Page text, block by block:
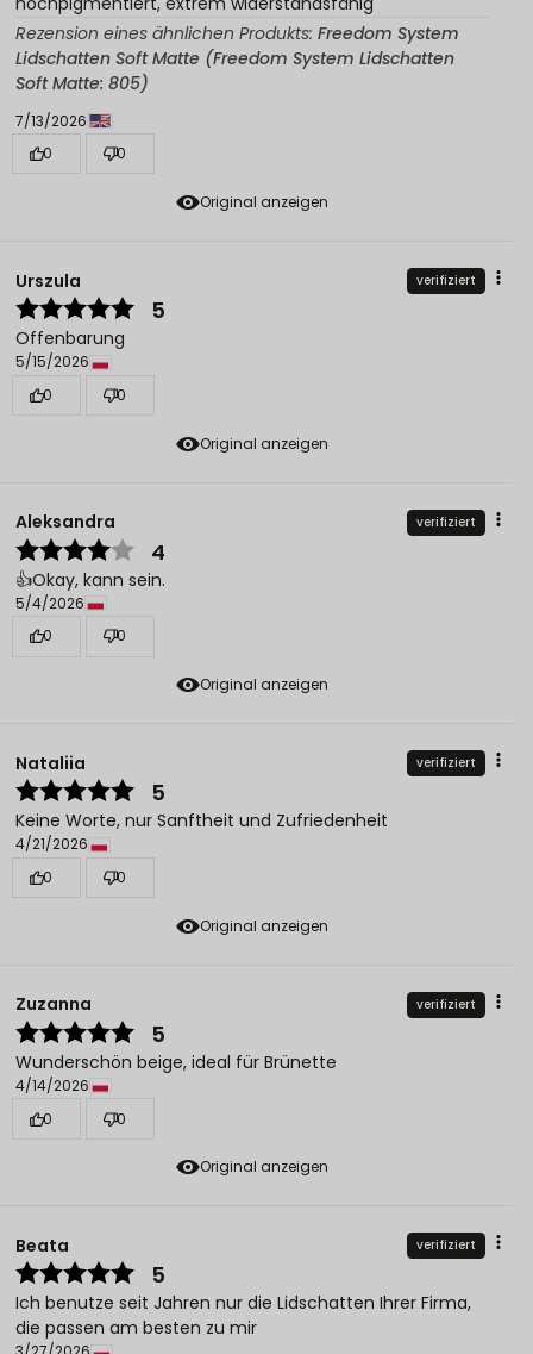
Original anzeigen
Rezension eines ähnlichen Produkts: Freedom System
Lidschatten Soft Matte (Freedom System Lidschatten
Soft Matte: 805)
7/13/2026
0
0
Original anzeigen
Urszula verifiziert
5
Offenbarung
5/15/2026
0
0
Original anzeigen
Aleksandra verifiziert
4
👍️Okay, kann sein.
5/4/2026
0
0
Original anzeigen
Nataliia verifiziert
5
Keine Worte, nur Sanftheit und Zufriedenheit
4/21/2026
0
0
Original anzeigen
Zuzanna verifiziert
5
Wunderschön beige, ideal für Brünette
4/14/2026
0
0
Beata verifiziert
5
Ich benutze seit Jahren nur die Lidschatten Ihrer Firma,
die passen am besten zu mir